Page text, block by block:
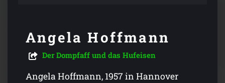
Angela Hoffmann
Der Dompfaff und das Hufeisen
Angela Hoffmann, 1957 in Hannover